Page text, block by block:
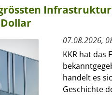
07.08.2026,
KKR hat das
handelt es
Geschichte